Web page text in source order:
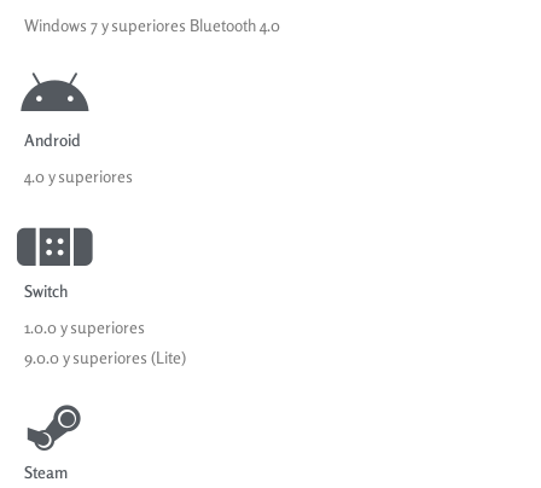
Windows 7 y superiores Bluetooth 4.0
Android
4.0 y superiores
Switch
1.0.0 y superiores
9.0.0 y superiores (Lite)
Steam